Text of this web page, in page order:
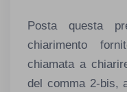
Posta questa
chiarimento
chiamata a
del comma 2-bis,